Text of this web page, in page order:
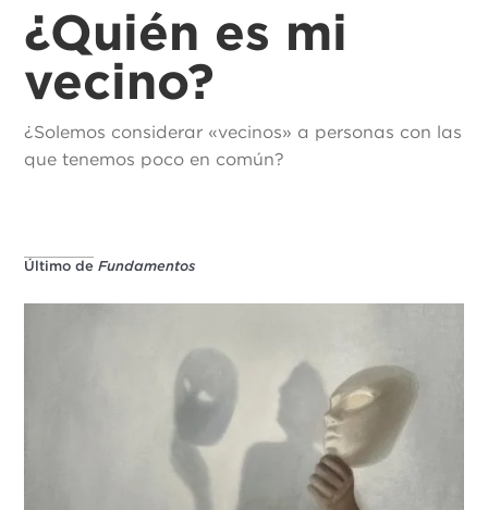
¿Quién es mi
vecino?
¿Solemos considerar «vecinos» a personas con las
que tenemos poco en común?
Último deFundamentos